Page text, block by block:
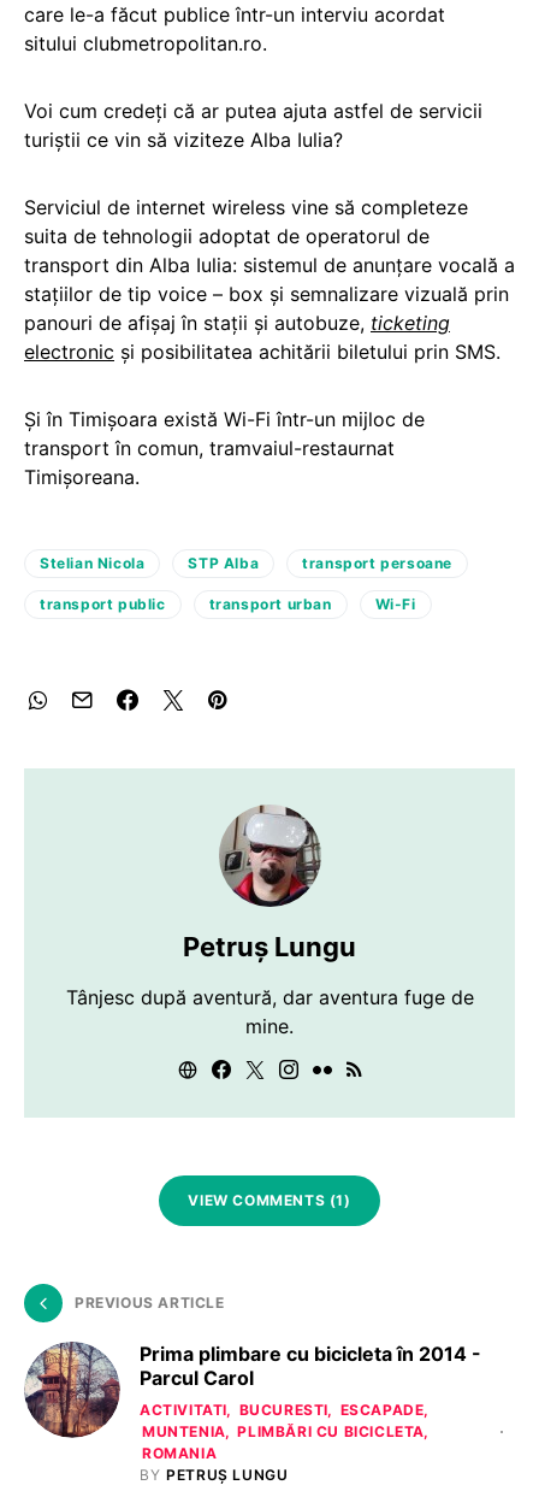
care le-a făcut publice într-un interviu acordat
sitului clubmetropolitan.ro.
Voi cum credeți că ar putea ajuta astfel de servicii
turiștii ce vin să viziteze Alba Iulia?
Serviciul de internet wireless vine să completeze
suita de tehnologii adoptat de operatorul de
transport din Alba Iulia: sistemul de anunțare vocală a
stațiilor de tip voice – box și semnalizare vizuală prin
panouri de afișaj în stații și autobuze, ticketing
electronic și posibilitatea achitării biletului prin SMS.
Și în Timișoara există Wi-Fi într-un mijloc de
transport în comun, tramvaiul-restaurnat
Timișoreana.
Stelian Nicola STP Alba transport persoane
transport public transport urban Wi-Fi
Petruș Lungu
Tânjesc după aventură, dar aventura fuge de
mine.
VIEW COMMENTS (1)
PREVIOUS ARTICLE
Prima plimbare cu bicicleta în 2014 -
Parcul Carol
ACTIVITATI BUCURESTI
ESCAPADE
MUNTENIA
PLIMBĂRI CU BICICLETA
ROMANIA
BY PETRUȘ LUNGU